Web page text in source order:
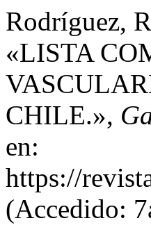
Rodríguez,
«LISTA
CHILE.»,
en:
https://
(Accedido: